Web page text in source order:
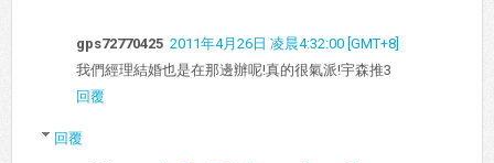
gps72770425 2011年4月26日 凌晨4:32:00 [GMT+8]
我們經理結婚也是在那邊辦呢!真的很氣派!宇森推3
回覆
回覆